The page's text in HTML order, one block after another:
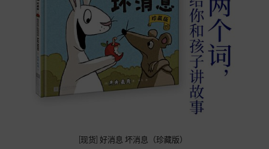
[现货] 好消息 坏消息（珍藏版）